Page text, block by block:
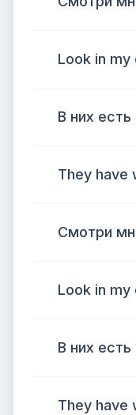
Look in my
В них
They have
Смотри
Look in my
В них
They have